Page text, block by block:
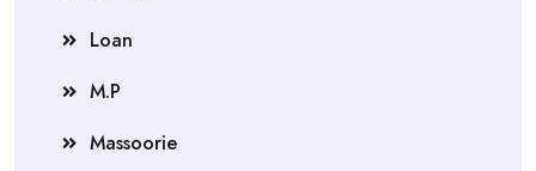
Loan
M.P
Massoorie